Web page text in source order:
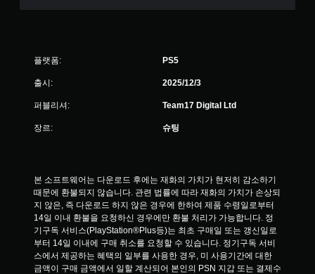
플랫폼: PS5
출시: 2025/12/3
퍼블리셔: Team17 Digital Ltd
장르: 슈팅
본 소프트웨어는 다운로드 후에는 재화의 가치가 현저히 감소하기
때문에 환불되지 않습니다. 관련 법률에 따라 재화의 가치가 손상되
지 않은, 즉 다운로드 하지 않은 경우에 한하여 제품 수령일로부터
14일 이내 환불을 요청하신 경우에만 환불 처리가 가능합니다. 정
기구독 서비스(PlayStation®Plus등)는 최초 구매일 또는 갱신일로
부터 14일 이내에 구매 취소를 요청할 수 있습니다. 정기구독 서비
스에서 제공하는 혜택의 일부를 사용한 경우, 미 사용기간에 대한
금액이 구매 금액에서 일할 계산되어 본인의 PSN 지갑 또는 결제수